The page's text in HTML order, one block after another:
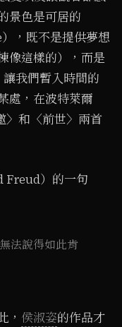
景色是可居的
，既不是提供夢想
像這樣的），而是
我們暫入時間的
處，在波特萊爾
〉和〈前世〉兩首
Freud）的一句
法說得如此肯
， 侯淑姿的作品才